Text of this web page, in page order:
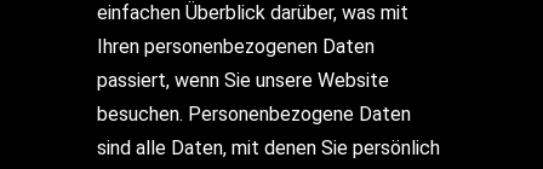
einfachen Überblick darüber, was mit
Ihren personenbezogenen Daten
passiert, wenn Sie unsere Website
besuchen. Personenbezogene Daten
sind alle Daten, mit denen Sie persönlich